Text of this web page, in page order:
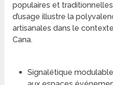
populaires et
d’usage illustre la
artisanales dans le
Cana.
Signalétique